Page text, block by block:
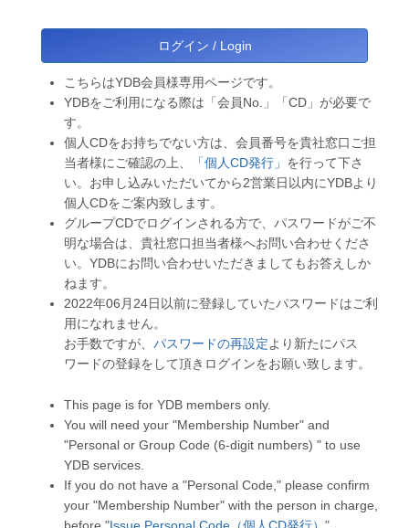
こちらはYDB会員様専用ページです。
YDBをご利用になる際は「会員No.」「CD」が必要で
す。
個人CDをお持ちでない方は、会員番号を貴社窓口ご担
当者様にご確認の上、
「個人CD発行」 を行って下さ
い。お申し込みいただいてから2営業日以内にYDBより
個人CDをご案内致します。
グループCDでログインされる方で、パスワードがご不
明な場合は、貴社窓口担当者様へお問い合わせくださ
い。YDBにお問い合わせいただきましてもお答えしか
ねます。
2022年06月24日以前に登録していたパスワードはご利
用になれません。
お手数ですが、 パスワードの再設定より新たにパス
ワードの登録をして頂きログインをお願い致します。
This page is for YDB members only.
You will need your "Membership Number" and
"Personal or Group Code (6-digit numbers) " to use
YDB services.
If you do not have a "Personal Code," please confirm
your "Membership Number" with the person in charge,
before "Issue Personal Code（個人CD発行） ".